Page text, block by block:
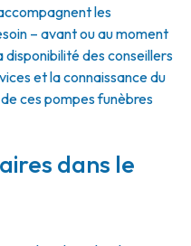
les
– avant ou au moment
disponibilité des conseillers
et la connaissance du
ces pompes funèbres
dans le